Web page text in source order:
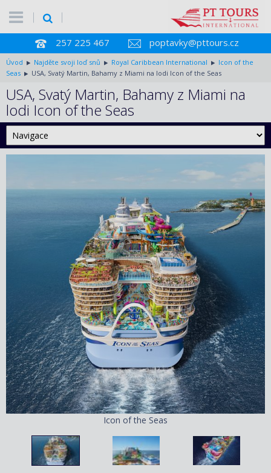
257 225 467 poptavky@pttours.cz
Úvod Najděte svoji loď snů Royal Caribbean International
Icon of the
Seas
USA, Svatý Martin, Bahamy z Miami na lodi Icon of the Seas
USA, Svatý Martin, Bahamy z Miami na
lodi Icon of the Seas
Icon of the Seas